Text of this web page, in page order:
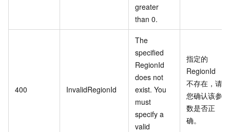
greater
than 0.
400 InvalidRegionId
The
specified
RegionId
does not
exist. You
must
specify a
valid
指定的
RegionId
不存在，请
您确认该参
数是否正
确。